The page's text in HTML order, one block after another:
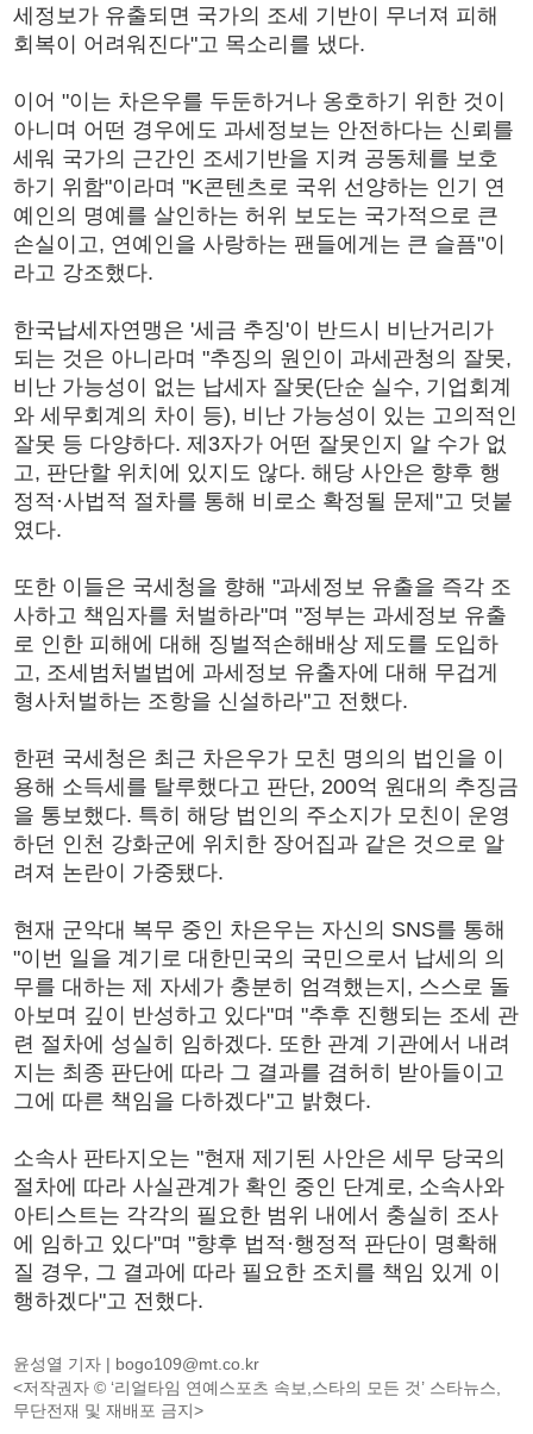
세정보가 유출되면 국가의 조세 기반이 무너져 피해
회복이 어려워진다"고 목소리를 냈다.
이어 "이는 차은우를 두둔하거나 옹호하기 위한 것이
아니며 어떤 경우에도 과세정보는 안전하다는 신뢰를
세워 국가의 근간인 조세기반을 지켜 공동체를 보호
하기 위함"이라며 "K콘텐츠로 국위 선양하는 인기 연
예인의 명예를 살인하는 허위 보도는 국가적으로 큰
손실이고, 연예인을 사랑하는 팬들에게는 큰 슬픔"이
라고 강조했다.
한국납세자연맹은 '세금 추징'이 반드시 비난거리가
되는 것은 아니라며 "추징의 원인이 과세관청의 잘못,
비난 가능성이 없는 납세자 잘못(단순 실수, 기업회계
와 세무회계의 차이 등), 비난 가능성이 있는 고의적인
잘못 등 다양하다. 제3자가 어떤 잘못인지 알 수가 없
고, 판단할 위치에 있지도 않다. 해당 사안은 향후 행
정적·사법적 절차를 통해 비로소 확정될 문제"고 덧붙
였다.
또한 이들은 국세청을 향해 "과세정보 유출을 즉각 조
사하고 책임자를 처벌하라"며 "정부는 과세정보 유출
로 인한 피해에 대해 징벌적손해배상 제도를 도입하
고, 조세범처벌법에 과세정보 유출자에 대해 무겁게
형사처벌하는 조항을 신설하라"고 전했다.
한편 국세청은 최근 차은우가 모친 명의의 법인을 이
용해 소득세를 탈루했다고 판단, 200억 원대의 추징금
을 통보했다. 특히 해당 법인의 주소지가 모친이 운영
하던 인천 강화군에 위치한 장어집과 같은 것으로 알
려져 논란이 가중됐다.
현재 군악대 복무 중인 차은우는 자신의 SNS를 통해
"이번 일을 계기로 대한민국의 국민으로서 납세의 의
무를 대하는 제 자세가 충분히 엄격했는지, 스스로 돌
아보며 깊이 반성하고 있다"며 "추후 진행되는 조세 관
련 절차에 성실히 임하겠다. 또한 관계 기관에서 내려
지는 최종 판단에 따라 그 결과를 겸허히 받아들이고
그에 따른 책임을 다하겠다"고 밝혔다.
소속사 판타지오는 "현재 제기된 사안은 세무 당국의
절차에 따라 사실관계가 확인 중인 단계로, 소속사와
아티스트는 각각의 필요한 범위 내에서 충실히 조사
에 임하고 있다"며 "향후 법적·행정적 판단이 명확해
질 경우, 그 결과에 따라 필요한 조치를 책임 있게 이
행하겠다"고 전했다.
윤성열 기자 | bogo109@mt.co.kr
<저작권자 © ‘리얼타임 연예스포츠 속보,스타의 모든 것’ 스타뉴스,
무단전재 및 재배포 금지>